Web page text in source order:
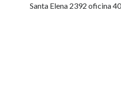
Santa Elena 2392 oficina